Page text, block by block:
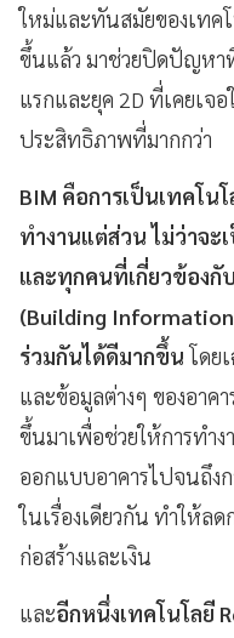
ใหม่และทันสมัยของเทคโ
ขึ้นแล้ว มาช่วยปิดปัญหา
แรกและยุค 2D ที่เคยเจ
ประสิทธิภาพที่มากกว่า
BIM คือการเป็นเทคโน
ทำงานแต่ส่วน ไม่ว่าจะ
และทุกคนที่เกี่ยวข้องกั
(Building Information
ร่วมกันได้ดีมากขึ้น โดย
และข้อมูลต่างๆ ของอาค
ขึ้นมาเพื่อช่วยให้การทำง
ออกแบบอาคารไปจนถึงก
ในเรื่องเดียวกัน ทำให้ลด
ก่อสร้างและเงิน
และอีกหนึ่งเทคโนโลยี